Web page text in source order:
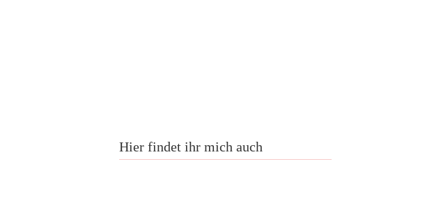
Hier findet ihr mich auch